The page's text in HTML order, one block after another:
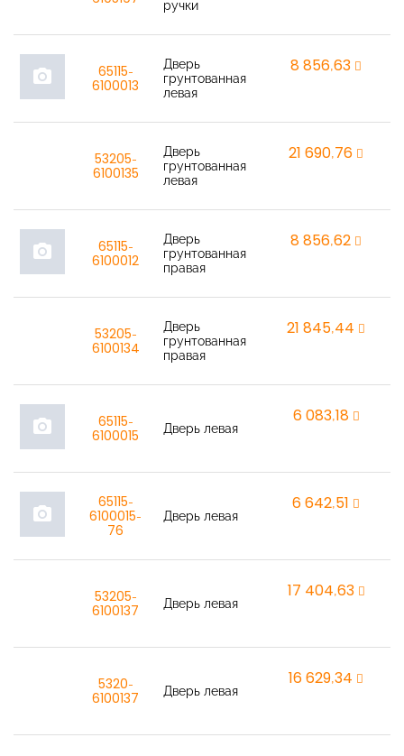
ручки
photo_camera
65115-
6100013
Дверь
грунтованная
левая
8 856,63
53205-
6100135
Дверь
грунтованная
левая
21 690,76
photo_camera
65115-
6100012
Дверь
грунтованная
правая
8 856,62
53205-
6100134
Дверь
грунтованная
правая
21 845,44
photo_camera
65115-
6100015
Дверь левая
6 083,18
photo_camera
65115-
6100015-
76
Дверь левая
6 642,51
53205-
6100137
Дверь левая
17 404,63
5320-
6100137
Дверь левая
16 629,34